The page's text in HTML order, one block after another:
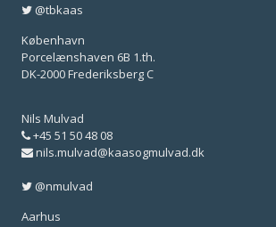
@tbkaas
København
Porcelænshaven 6B 1.th.
DK-2000 Frederiksberg C
Nils Mulvad
+45 51 50 48 08
nils.mulvad@kaasogmulvad.dk
@nmulvad
Aarhus